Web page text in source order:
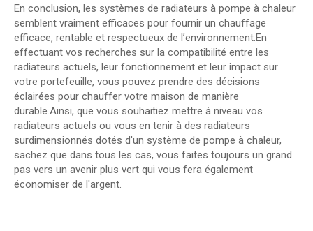
En conclusion, les systèmes de radiateurs à pompe à chaleur
semblent vraiment efficaces pour fournir un chauffage
efficace, rentable et respectueux de l’environnement.En
effectuant vos recherches sur la compatibilité entre les
radiateurs actuels, leur fonctionnement et leur impact sur
votre portefeuille, vous pouvez prendre des décisions
éclairées pour chauffer votre maison de manière
durable.Ainsi, que vous souhaitiez mettre à niveau vos
radiateurs actuels ou vous en tenir à des radiateurs
surdimensionnés dotés d'un système de pompe à chaleur,
sachez que dans tous les cas, vous faites toujours un grand
pas vers un avenir plus vert qui vous fera également
économiser de l'argent.